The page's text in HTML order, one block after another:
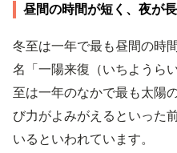
昼間の時間が短く、夜が
冬至は一年で最も昼間の時
名「一陽来復（いちようら
至は一年のなかで最も太陽
び力がよみがえるといった
いるといわれています。